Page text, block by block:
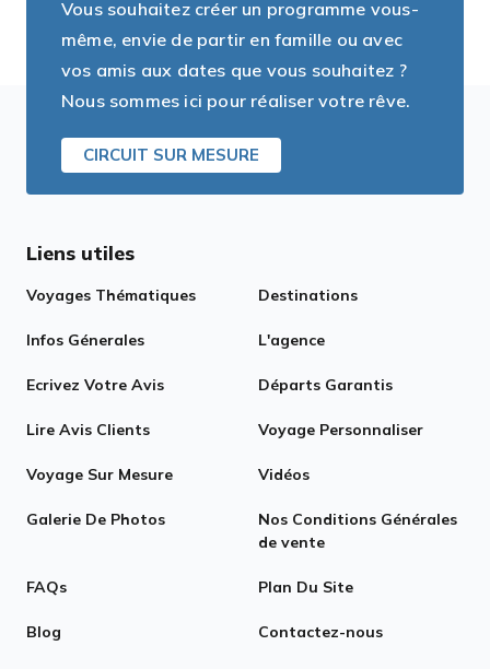
Vous souhaitez créer un programme vous-
même, envie de partir en famille ou avec
vos amis aux dates que vous souhaitez ?
Nous sommes ici pour réaliser votre rêve.
CIRCUIT SUR MESURE
Liens utiles
Voyages Thématiques Destinations
Infos Génerales L'agence
Ecrivez Votre Avis Départs Garantis
Lire Avis Clients Voyage Personnaliser
Voyage Sur Mesure Vidéos
Galerie De Photos
Nos Conditions Générales
de vente
FAQs Plan Du Site
Blog Contactez-nous